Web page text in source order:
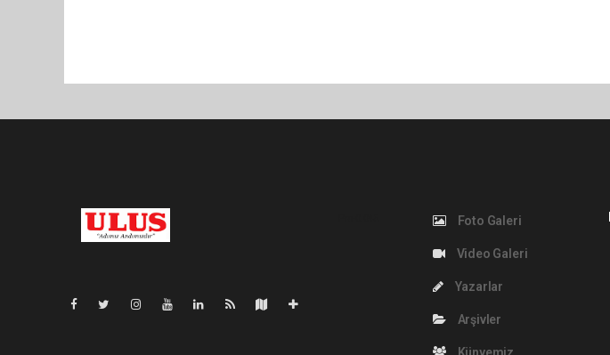
Foto Galeri
Video Galeri
Yazarlar
Arşivler